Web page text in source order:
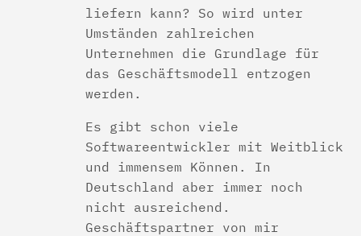
liefern kann? So wird unter
Umständen zahlreichen
Unternehmen die Grundlage für
das Geschäftsmodell entzogen
werden.
Es gibt schon viele
Softwareentwickler mit Weitblick
und immensem Können. In
Deutschland aber immer noch
nicht ausreichend.
Geschäftspartner von mir